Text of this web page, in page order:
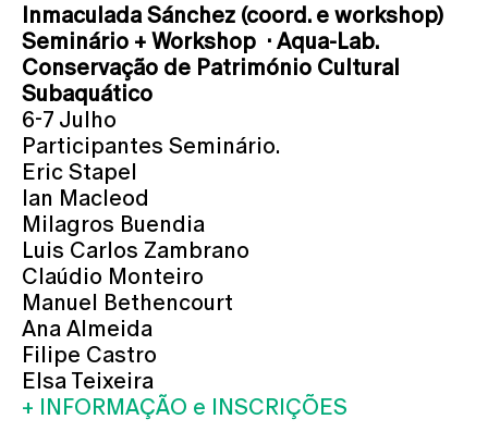
Inmaculada Sánchez (coord. e workshop)
Seminário + Workshop · Aqua-Lab.
Conservação de Património Cultural
Subaquático
6-7 Julho
Participantes Seminário.
Eric Stapel
Ian Macleod
Milagros Buendia
Luis Carlos Zambrano
Claúdio Monteiro
Manuel Bethencourt
Ana Almeida
Filipe Castro
Elsa Teixeira
+ INFORMAÇÃO e INSCRIÇÕES